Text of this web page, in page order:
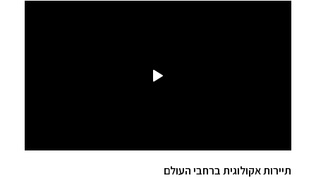
תיירות אקולוגית ברחבי העולם